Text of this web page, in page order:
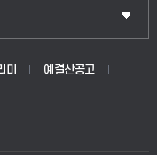
미
예결산공고